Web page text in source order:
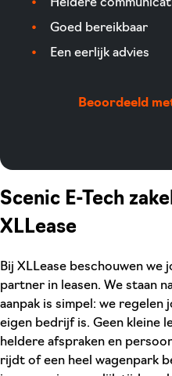
Scenic E-Tech
XLLease
Bij XLLease beschouwen we
partner in leasen. We staan
aanpak is simpel: we
eigen bedrijf is. Geen kleine
heldere afspraken en
rijdt of een heel wagenpark
Heldere
Goed bereikbaar
Een eerlijk advies
Beoordeeld